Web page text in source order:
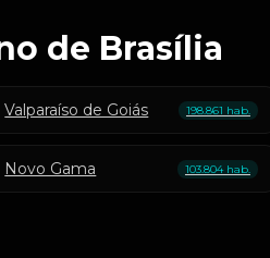
de Brasília
Valparaíso de Goiás 198.861 hab.
Novo Gama 103.804 hab.